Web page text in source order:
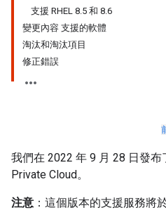
支援 RHEL 8.5 和 8.6
變更內容 支援的軟體
淘汰和淘汰項目
修正錯誤
我們在 2022 年 9 月 28 日發
Private Cloud。
注意 ：這個版本的支援服務將